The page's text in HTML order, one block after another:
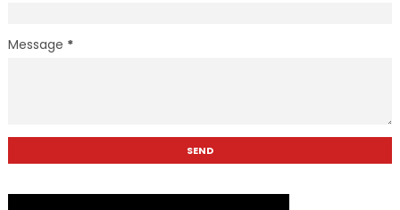
Message *